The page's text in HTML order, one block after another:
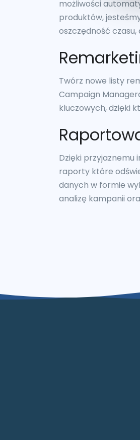
możliwości
produktów,
oszczędność
Twórz nowe listy
Campaign
kluczowych, dzięki
Dzięki
raporty które
danych w formie
analizę kampanii